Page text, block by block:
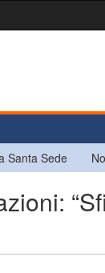
Santa Sede